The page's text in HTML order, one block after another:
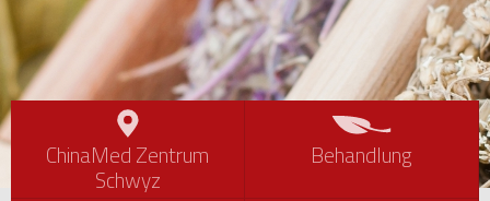
ChinaMed Zentrum
Schwyz
Behandlung